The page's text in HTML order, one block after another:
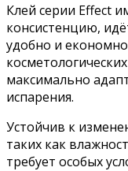
Клей серии Effect
консистенцию,
удобно и
максимально
испарения.
Устойчив к
таких как
требует особых